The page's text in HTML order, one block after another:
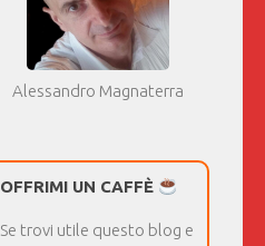
Alessandro Magnaterra
OFFRIMI UN CAFFÈ
Se trovi utile questo blog e